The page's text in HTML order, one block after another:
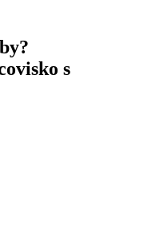
s